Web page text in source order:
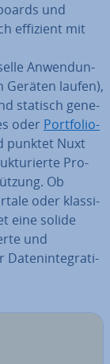
und
effizient mit
An­wen­dun­
Geräten laufen),
statisch ge­ne­
oder Portfolio-
punktet Nuxt
Pro­
Ob
oder klas­si­
eine solide
und
Da­ten­in­te­gra­ti­